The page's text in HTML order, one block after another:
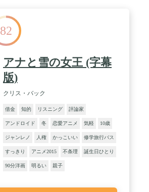
82
アナと雪の女王 (字幕
版)
クリス・バック
借金 知的 リスニング 評論家
アンドロイド 冬 恋愛アニメ 気軽 10歳
ジャンレノ 人権 かっこいい 修学旅行バス
すっきり アニメ2015 不条理 誕生日ひとり
90分洋画 明るい 親子